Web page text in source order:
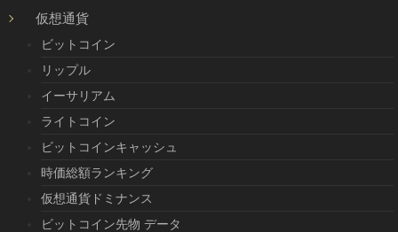
仮想通貨
ビットコイン
リップル
イーサリアム
ライトコイン
ビットコインキャッシュ
時価総額ランキング
仮想通貨ドミナンス
ビットコイン先物 データ